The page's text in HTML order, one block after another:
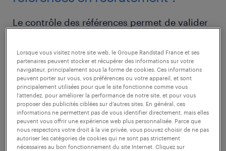
Le contrôle des références permet de valider
d'un candidat, telles que son nom, ses
antécédents professionnels, ses études, ses
diplômes et ses certifications. Il est
également utilisé pour s’assurer de l'intégrité
du candidat. La pratique est courante : selon
l'Apec, dans près de neuf cas sur dix, les
employeurs vérifient la bonne foi des
Lorsque vous visitez notre site web, le Groupe Randstad France et ses
partenaires peuvent stocker et récupérer des informations sur votre
navigateur, principalement sous la forme de cookies. Ces informations
peuvent porter sur vous, vos préférences ou votre appareil, et sont
principalement utilisées pour que le site fonctionne comme vous
l’attendez, pour améliorer la performance de notre site, et pour vous
proposer des publicités ciblées sur d’autres sites. En général, ces
informations ne permettent pas de vous identifier directement, mais elles
peuvent vous offrir une expérience web plus personnalisée. Parce que
nous respectons votre droit à la vie privée, vous pouvez choisir de ne pas
autoriser les catégories de cookies qui ne sont pas strictement
nécessaires au bon fonctionnement du site Internet. Cliquez sur